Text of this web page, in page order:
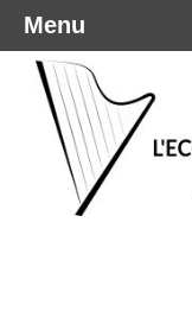
Menu